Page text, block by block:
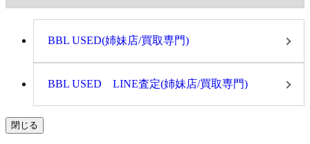
BBL USED(姉妹店/買取専門)
BBL USED LINE査定(姉妹店/買取専門)
閉じる